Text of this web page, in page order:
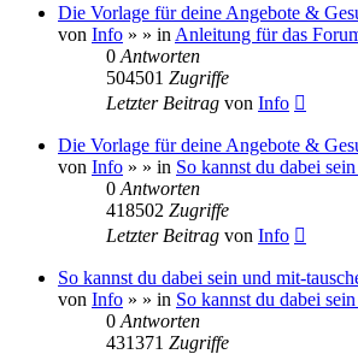
Die Vorlage für deine Angebote &
von Info » » in Anleitung für das
0 Antworten
504501 Zugriffe
Letzter Beitrag von Info
Die Vorlage für deine Angebote &
von Info » » in So kannst du dabei
0 Antworten
418502 Zugriffe
Letzter Beitrag von Info
So kannst du dabei sein und mit-
von Info » » in So kannst du dabei
0 Antworten
431371 Zugriffe